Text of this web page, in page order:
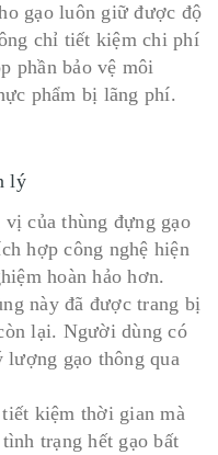
gạo luôn giữ được độ
chỉ tiết kiệm chi phí
phần bảo vệ môi
phẩm bị lãng phí.
lý
của thùng đựng gạo
hợp công nghệ hiện
hoàn hảo hơn.
này đã được trang bị
lại. Người dùng có
lượng gạo thông qua
kiệm thời gian mà
trạng hết gạo bất